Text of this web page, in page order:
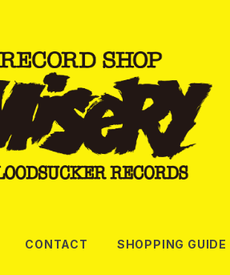
CONTACT SHOPPING GUIDE